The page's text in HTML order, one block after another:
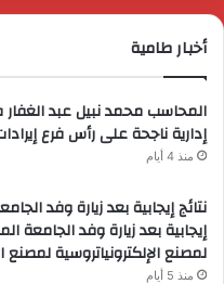
أخبار طامية
المحاسب محمد نبيل عبد
إدارية ناجحة على رأس فرع
منذ 4 أيام
نتائج إيجابية بعد زيارة وفد
إيجابية بعد زيارة وفد الجامعة
لمصنع الإلكترونياتروسية لمصنع
منذ 5 أيام